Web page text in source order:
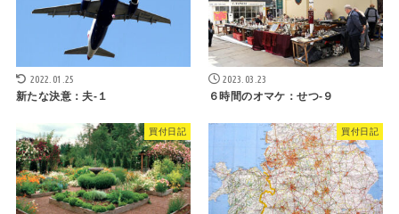
2022.01.25
新たな決意：夫-１
2023.03.23
６時間のオマケ：せつ-９
買付日記 買付日記